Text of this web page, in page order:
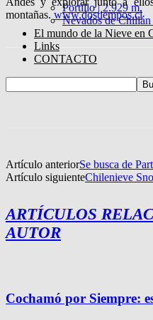
Portillo | 2.929 m.
Nevados de Chillán
El mundo de la Nieve en
Links
CONTACTO
montañas.www.dostiempos.cl
Artículo anteriorSe busca de
Artículo siguienteChilenieve
ARTÍCULOS
AUTOR
Cochamó por Siempre: